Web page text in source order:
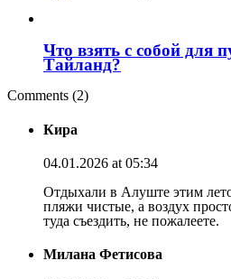
Что взять с собой для
Тайланд?
Comments (2)
Кира
04.01.2026 at 05:34
Отдыхали в Алуште этим
пляжи чистые, а воздух
туда съездить, не пожалеете.
Милана Фетисова